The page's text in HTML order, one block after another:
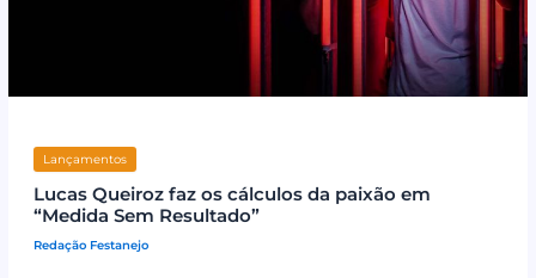
Lançamentos
Lucas Queiroz faz os cálculos da paixão em
“Medida Sem Resultado”
Redação Festanejo